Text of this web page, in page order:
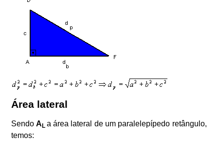
Área lateral
Sendo AL a área lateral de um paralelepípedo retângulo,
temos: